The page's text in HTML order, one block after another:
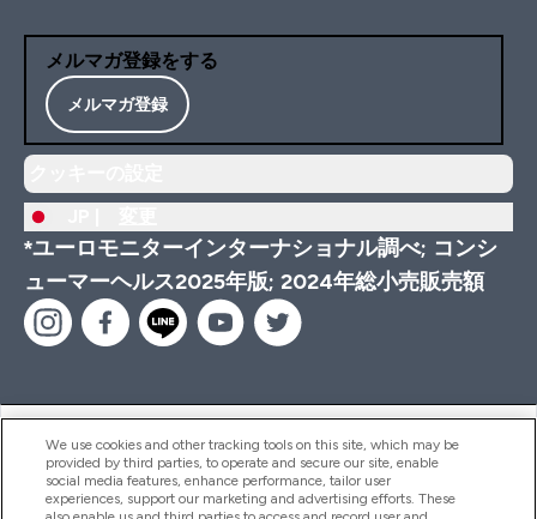
メルマガ登録をする
メルマガ登録
*ユーロモニターインターナショナル調べ; コンシ
ューマーヘルス2025年版; 2024年総小売販売額
ヘルプ＆ガイド
We use cookies and other tracking tools on this site, which may be
provided by third parties, to operate and secure our site, enable
social media features, enhance performance, tailor user
experiences, support our marketing and advertising efforts. These